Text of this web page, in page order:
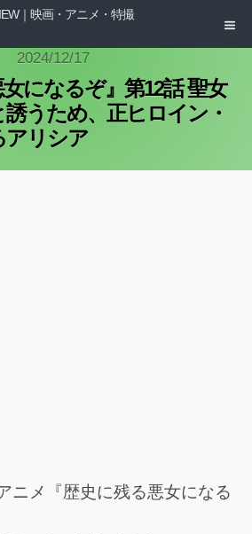
｜映画・アニメ・特撮
2024/12/17
女になるぞ』第12話 聖女
うため、正ヒロイン・
アリシア
ニメ『歴史に残る悪女になる